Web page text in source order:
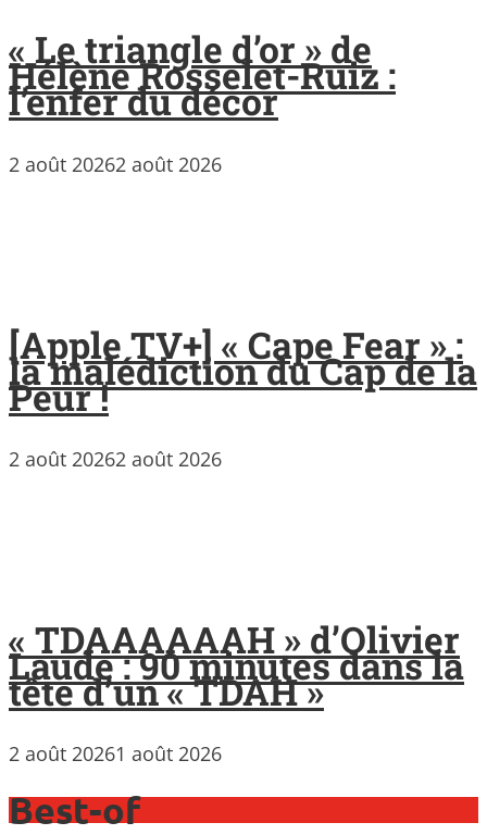
« Le triangle d’or » de
Hélène Rosselet-Ruiz :
l’enfer du décor
2 août 20262 août 2026
[Apple TV+] « Cape Fear » :
la malédiction du Cap de la
Peur !
2 août 20262 août 2026
« TDAAAAAAH » d’Olivier
Laude : 90 minutes dans la
tête d’un « TDAH »
2 août 20261 août 2026
Best-of